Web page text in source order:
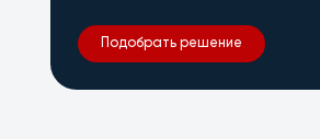
Подобрать решение